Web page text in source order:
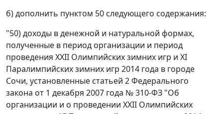
б) дополнить пунктом 50 следующего содержания:
"50) доходы в денежной и натуральной формах,
полученные в период организации и период
проведения XXII Олимпийских зимних игр и XI
Паралимпийских зимних игр 2014 года в городе
Сочи, установленные статьей 2 Федерального
закона от 1 декабря 2007 года № 310-ФЗ "Об
организации и о проведении XXII Олимпийских